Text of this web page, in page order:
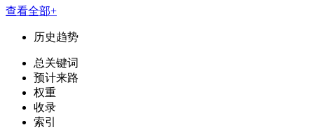
查看全部+
历史趋势
总关键词
预计来路
权重
收录
索引